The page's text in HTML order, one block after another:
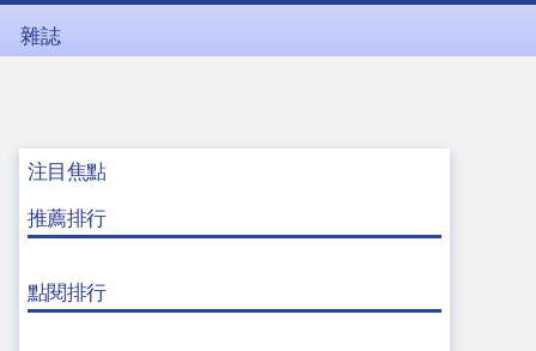
雜誌
注目焦點
推薦排行
點閱排行